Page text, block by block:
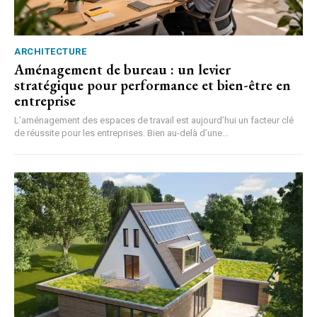
ARCHITECTURE
Aménagement de bureau : un levier
stratégique pour performance et bien-être en
entreprise
L’aménagement des espaces de travail est aujourd’hui un facteur clé
de réussite pour les entreprises. Bien au-delà d’une...